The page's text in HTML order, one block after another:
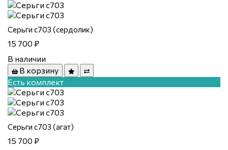
Серьги с703 (сердолик)
15 700 ₽
В наличии
В корзину
Есть комплект
Серьги с703 (агат)
15 700 ₽